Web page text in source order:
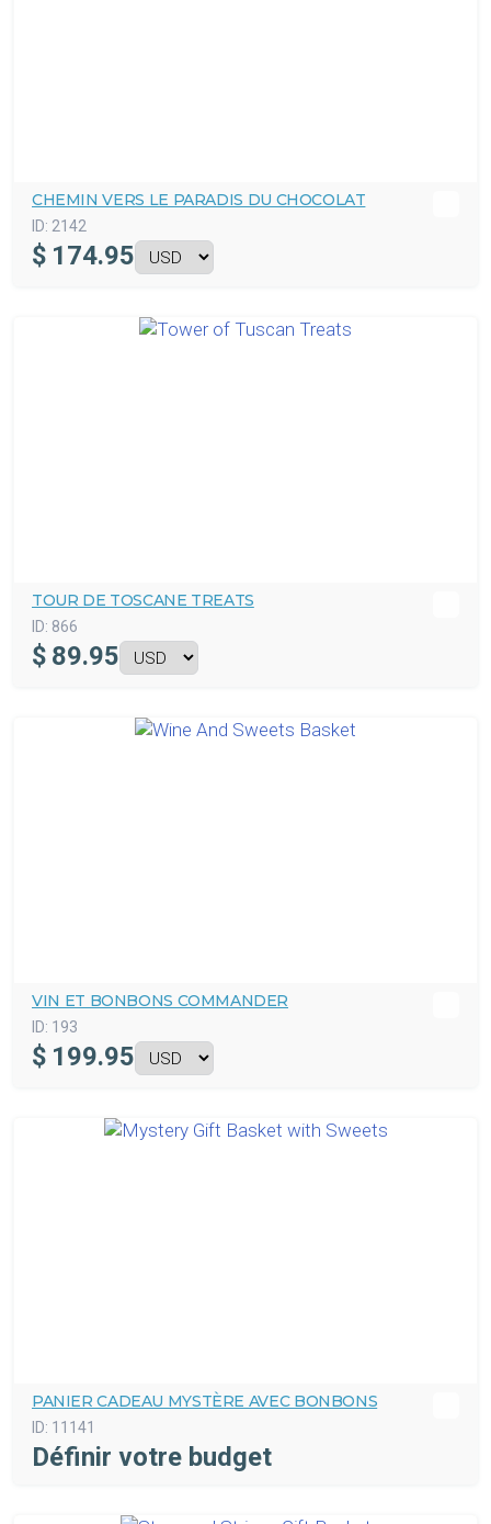
CHEMIN VERS LE PARADIS DU CHOCOLAT
ID: 2142
$ 174.95
TOUR DE TOSCANE TREATS
ID: 866
$ 89.95
VIN ET BONBONS COMMANDER
ID: 193
$ 199.95
PANIER CADEAU MYSTÈRE AVEC BONBONS
ID: 11141
Définir votre budget